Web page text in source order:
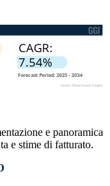
e panoramica
e stime di fatturato.